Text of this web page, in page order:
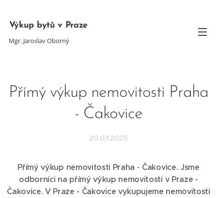
Výkup bytů v Praze
Mgr. Jaroslav Oborný
Přímý výkup nemovitosti Praha
- Čakovice
20.03.2025
Přímý výkup nemovitosti Praha - Čakovice. Jsme
odborníci na přímý výkup nemovitosti v Praze -
Čakovice. V Praze - Čakovice vykupujeme nemovitosti